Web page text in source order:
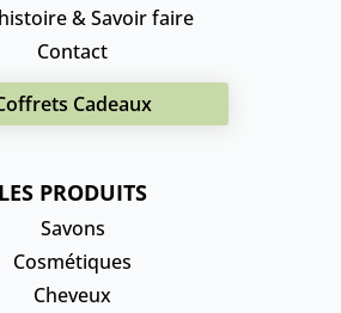
& Savoir faire
Contact
Cadeaux
LES PRODUITS
Savons
Cosmétiques
Cheveux